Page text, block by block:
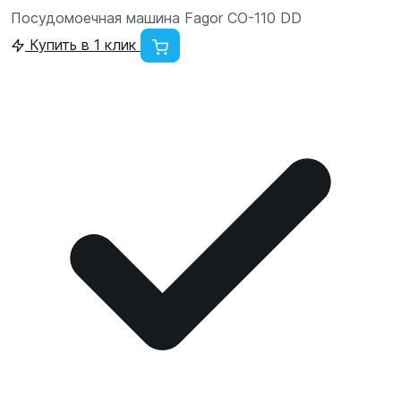
Посудомоечная машина Fagor CO-110 DD
Купить в 1 клик